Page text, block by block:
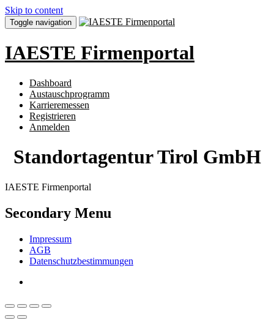
Skip to content
Toggle navigation
IAESTE Firmenportal
Dashboard
Austauschprogramm
Karrieremessen
Registrieren
Anmelden
Standortagentur Tirol GmbH
IAESTE Firmenportal
Secondary Menu
Impressum
AGB
Datenschutzbestimmungen